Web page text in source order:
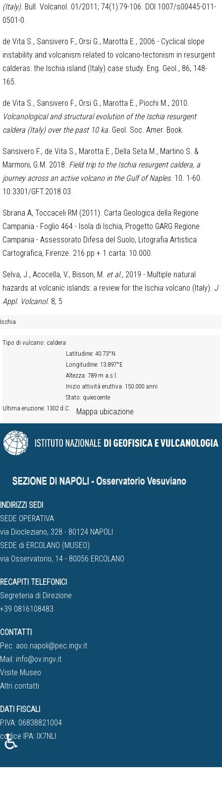
(Italy). Bull. Volcanol. 01/2011; 74(1):79-106. DOI 1007/s00445-011-
0501-0.
de Vita S., Sansivero F., Orsi G., Marotta E., 2006 - Cyclical slope
instability and volcanism related to volcano-tectonism in resurgent
calderas: the Ischia island (Italy) case study. Eng. Geol., 86, 148-
165.
de Vita S., Sansivero F., Orsi G., Marotta E., Piochi M., 2010.
Volcanological and structural evolution of the Ischia resurgent
caldera (Italy) over the past 10 ka . Geol. Soc. Amer. Book.
Sansivero F., de Vita S., Marotta E., Della Seta M., Martino S. &
Marmoni, G.M. 2018. Field trip to the Ischia resurgent caldera, a
journey across an active volcano in the Gulf of Naples. 10. 1-60.
10.3301/GFT.2018.03.
Sbrana A, Toccaceli RM (2011). Carta Geologica della Regione
Campania - Foglio 464 - Isola di Ischia, Progetto GARG Regione
Campania - Assessorato Difesa del Suolo, Litografia Artistica
Cartografica, Firenze. 216 pp + 1 carta: 10.000.
Selva, J., Acocella, V., Bisson, M. et al., 2019 - Multiple natural
hazards at volcanic islands: a review for the Ischia volcano (Italy). J
Appl. Volcanol. 8, 5
Ischia
Tipo di vulcano: caldera
Latitudine: 40.73°N
Longitudine: 13.897°E
Altezza: 789 m a.s.l.
Inizio attività eruttiva: 150.000 anni
Stato: quiescente
Ultima eruzione: 1302 d.C.
Mappa ubicazione
INDIRIZZI SEDI
SEDE OPERATIVA
via Diocleziano, 328 - 80124 NAPOLI
SEDE di ERCOLANO (MUSEO)
via Osservatorio, 14 - 80056 ERCOLANO
RECAPITI TELEFONICI
Segreteria di Direzione
+39 0816108483
CONTATTI
Pec: aoo.napoli@pec.ingv.it
Mail: info@ov.ingv.it
Visite Museo
Altri contatti
DATI FISCALI
P.IVA: 06838821004
codice IPA: IX7NLI